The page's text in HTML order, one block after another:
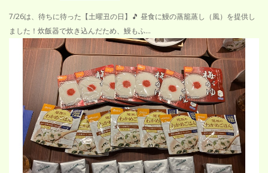
7/26は、待ちに待った【土曜丑の日】🎵 昼食に鰻の蒸籠蒸し（風）を提供し
ました！炊飯器で炊き込んだため、鰻もふ...